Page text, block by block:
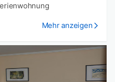
Mehr anzeigen